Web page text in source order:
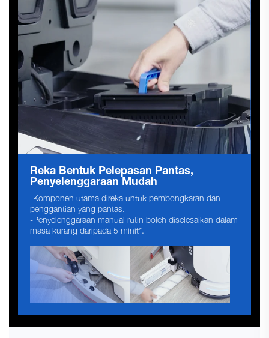
Reka Bentuk Pelepasan Pantas,
Penyelenggaraan Mudah
-Komponen utama direka untuk pembongkaran dan
penggantian yang pantas.
-Penyelenggaraan manual rutin boleh diselesaikan dalam
masa kurang daripada 5 minit*.